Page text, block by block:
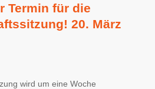
Termin für die
20. März
wird um eine Woche